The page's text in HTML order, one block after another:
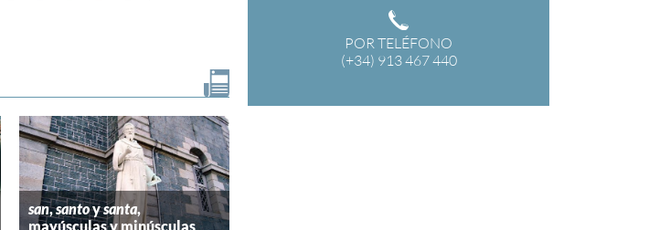
POR TELÉFONO
(+34) 913 467 440
san,santoysanta,
mayúsculas y minúsculas